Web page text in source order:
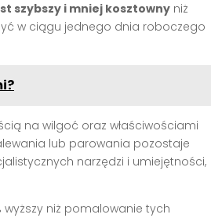
szybszy i mniej kosztowny niż
w ciągu jednego dnia roboczego
na wilgoć oraz właściwościami
lub parowania pozostaje
narzędzi i umiejętności,
wyższy niż pomalowanie tych